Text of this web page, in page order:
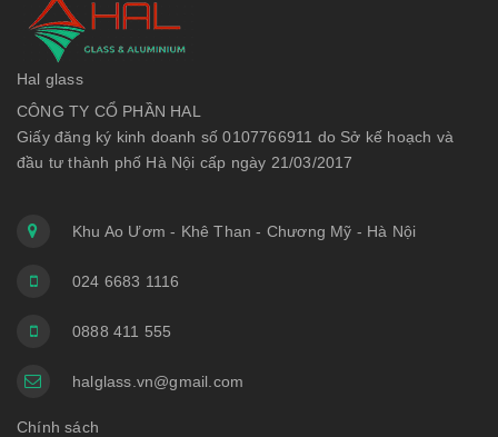
Hal glass
CÔNG TY CỔ PHẦN HAL
Giấy đăng ký kinh doanh số 0107766911 do Sở kế hoạch và
đầu tư thành phố Hà Nội cấp ngày 21/03/2017
Khu Ao Ươm - Khê Than - Chương Mỹ - Hà Nội
024 6683 1116
0888 411 555
halglass.vn@gmail.com
Chính sách